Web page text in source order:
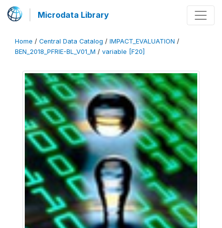
Microdata Library
Home / Central Data Catalog / IMPACT_EVALUATION /
BEN_2018_PFRIE-BL_V01_M / variable [F20]